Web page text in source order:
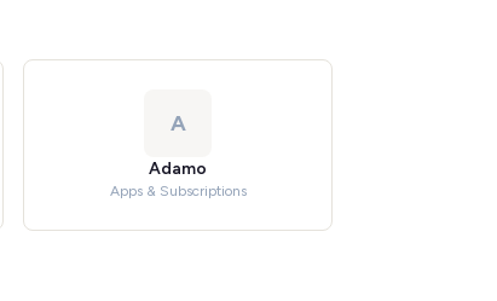
A
Adamo
Apps & Subscriptions